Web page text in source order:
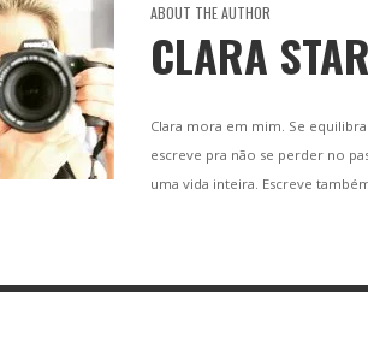
ABOUT THE AUTHOR
CLARA
Clara mora em mim. Se
escreve pra não se perder no
uma vida inteira. Escreve